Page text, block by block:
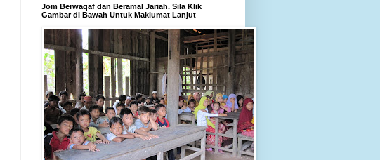
Jom Berwaqaf dan Beramal Jariah. Sila Klik
Gambar di Bawah Untuk Maklumat Lanjut